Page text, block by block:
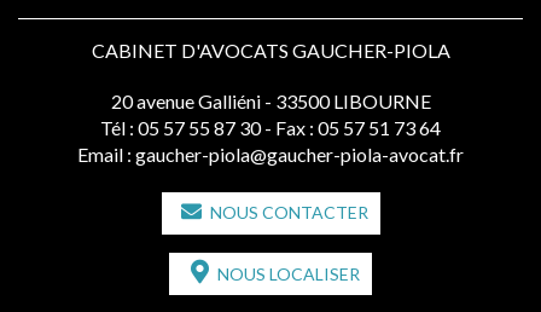
CABINET D'AVOCATS GAUCHER-PIOLA
20 avenue Galliéni - 33500 LIBOURNE
Tél : 05 57 55 87 30 - Fax : 05 57 51 73 64
Email : gaucher-piola@gaucher-piola-avocat.fr
NOUS CONTACTER
NOUS LOCALISER